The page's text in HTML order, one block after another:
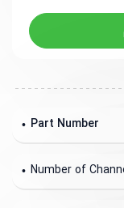
Part Number
Number of